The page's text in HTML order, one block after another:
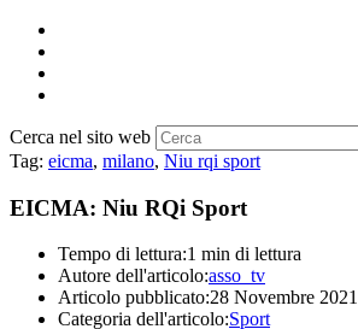
Cerca nel sito web
Tag: eicma, milano, Niu rqi sport
EICMA: Niu RQi Sport
Tempo di lettura:1 min di lettura
Autore dell'articolo:asso_tv
Articolo pubblicato:28 Novembre 2021
Categoria dell'articolo:Sport